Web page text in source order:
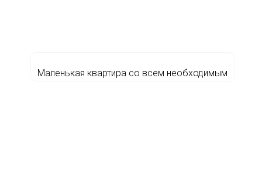
Маленькая квартира со всем необходимым